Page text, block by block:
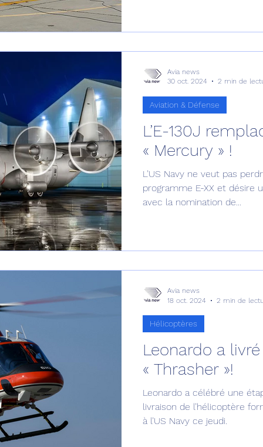
L’E-130J
« Mercury » !
L’US Navy ne veut pas
programme E-XX et désire
avec la nomination de...
Aviation & Défense
Avia news
30 oct. 2024
2 min de
Leonardo a
« Thrasher »!
Leonardo a célébré une
livraison de l’hélicoptère
à l’US Navy ce jeudi.
Hélicoptères
Avia news
18 oct. 2024
2 min de